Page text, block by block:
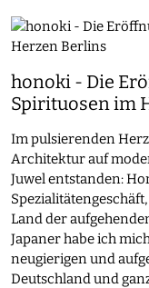
honoki - Die
Spirituosen im
Im pulsierenden
Architektur auf
Juwel entstanden:
Land der
Japaner habe ich
neugierigen und
Deutschland und